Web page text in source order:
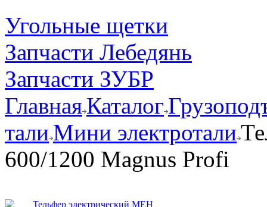
Угольные щетки
Запчасти Лебедянь
Запчасти ЗУБР
ГлавнаяКаталог
тали Мини электротали
600/1200 Magnus Profi